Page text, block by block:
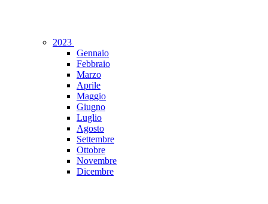
2023
Gennaio
Febbraio
Marzo
Aprile
Maggio
Giugno
Luglio
Agosto
Settembre
Ottobre
Novembre
Dicembre